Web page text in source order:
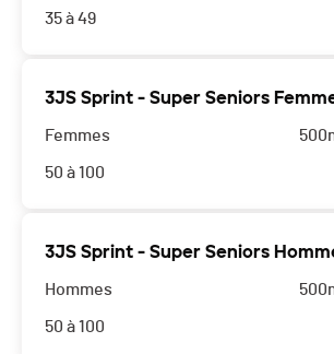
35 à 49
3JS Sprint - Super Seniors
Femmes
50 à 100
3JS Sprint - Super Seniors
Hommes
50 à 100